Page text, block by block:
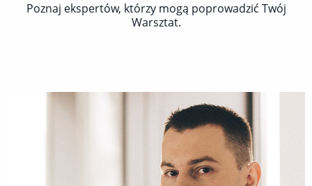
Poznaj ekspertów, którzy mogą poprowadzić Twój
Warsztat.